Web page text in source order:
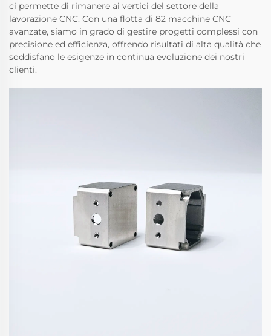
ci permette di rimanere ai vertici del settore della
lavorazione CNC. Con una flotta di 82 macchine CNC
avanzate, siamo in grado di gestire progetti complessi con
precisione ed efficienza, offrendo risultati di alta qualità che
soddisfano le esigenze in continua evoluzione dei nostri
clienti.